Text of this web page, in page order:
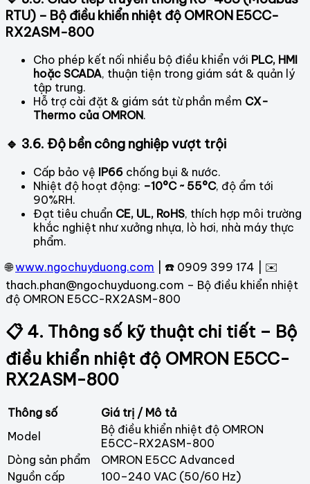
RTU) – Bộ điều khiển nhiệt độ OMRON E5CC-
RX2ASM-800
Cho phép kết nối nhiều bộ điều khiển với PLC, HMI
hoặc SCADA, thuận tiện trong giám sát & quản lý
tập trung.
Hỗ trợ cài đặt & giám sát từ phần mềm CX-
Thermo của OMRON.
🔹 3.6. Độ bền công nghiệp vượt trội
Cấp bảo vệ IP66 chống bụi & nước.
Nhiệt độ hoạt động: –10°C ~ 55°C, độ ẩm tới
90%RH.
Đạt tiêu chuẩn CE, UL, RoHS, thích hợp môi trường
khắc nghiệt như xưởng nhựa, lò hơi, nhà máy thực
phẩm.
🌐www.ngochuyduong.com | ☎️ 0909 399 174 | ✉️
thach.phan@ngochuyduong.com – Bộ điều khiển nhiệt
độ OMRON E5CC-RX2ASM-800
📋 4. Thông số kỹ thuật chi tiết – Bộ
điều khiển nhiệt độ OMRON E5CC-
RX2ASM-800
Thông số
Giá trị / Mô tả
Model
Bộ điều khiển nhiệt độ OMRON
E5CC-RX2ASM-800
Dòng sản phẩm
OMRON E5CC Advanced
Nguồn cấp
100–240 VAC (50/60 Hz)